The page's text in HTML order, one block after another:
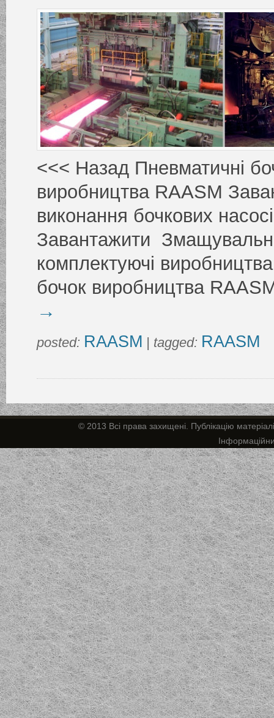
<<< Назад Пневматичні
виробництва RAASM
виконання бочкових
Завантажити
комплектуючі
бочок виробництва
→
posted: RAASM | tagged: RAASM
© 2013 Всі права захищені. Публікацію